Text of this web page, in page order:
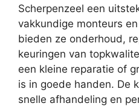
Scherpenzeel een
vakkundige monteurs
bieden ze onderhoud,
keuringen van
een kleine reparatie of
is in goede handen. De
snelle afhandeling en